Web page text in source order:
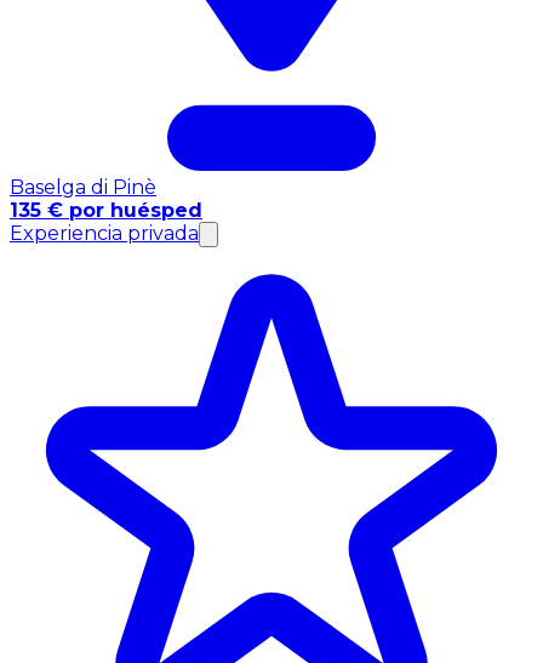
Baselga di Pinè
135 € por huésped
Experiencia privada